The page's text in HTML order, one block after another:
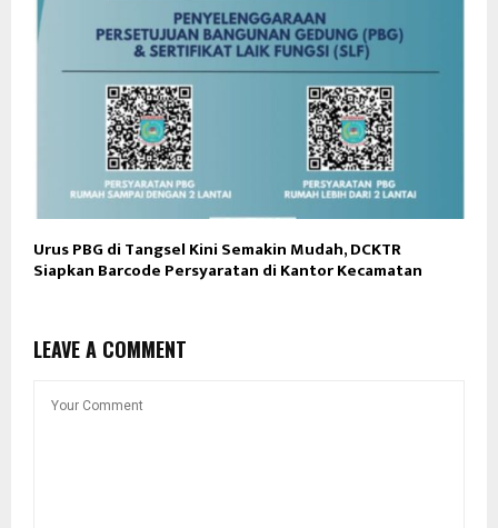
Urus PBG di Tangsel Kini Semakin Mudah, DCKTR
Siapkan Barcode Persyaratan di Kantor Kecamatan
LEAVE A COMMENT